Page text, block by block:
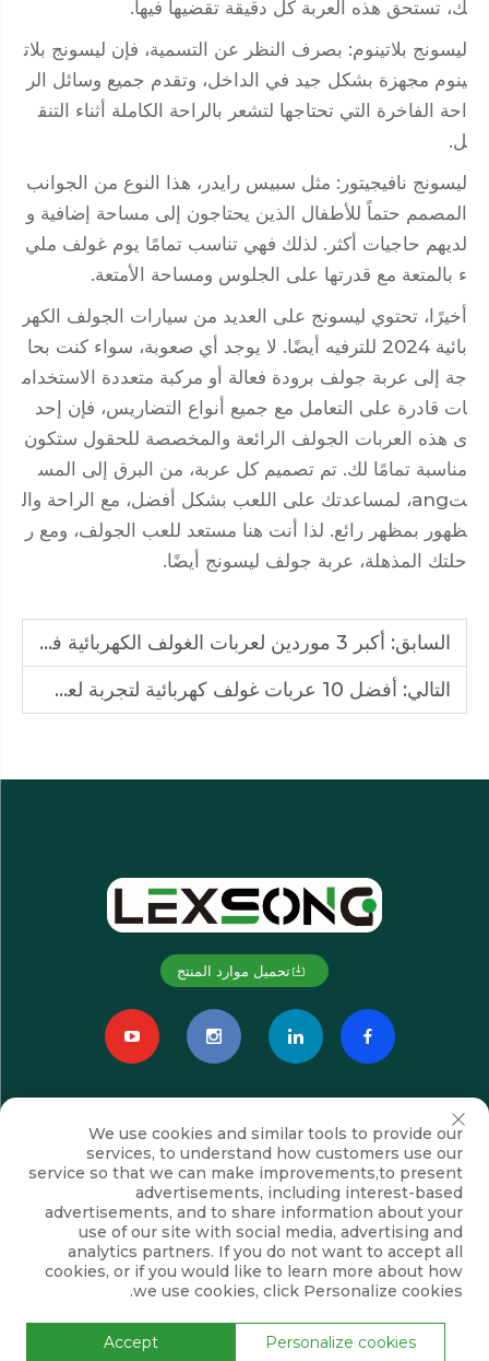
ك، تستحق هذه العربة كل دقيقة تقضيها فيها.
ليسونج بلاتينوم: بصرف النظر عن التسمية، فإن ليسونج بلات
ينوم مجهزة بشكل جيد في الداخل، وتقدم جميع وسائل الر
احة الفاخرة التي تحتاجها لتشعر بالراحة الكاملة أثناء التنق
ل.
ليسونج نافيجيتور: مثل سبيس رايدر، هذا النوع من الجوانب
المصمم حتماً للأطفال الذين يحتاجون إلى مساحة إضافية و
لديهم حاجيات أكثر. لذلك فهي تناسب تمامًا يوم غولف ملي
ء بالمتعة مع قدرتها على الجلوس ومساحة الأمتعة.
أخيرًا، تحتوي ليسونج على العديد من سيارات الجولف الكهر
بائية 2024 للترفيه أيضًا. لا يوجد أي صعوبة، سواء كنت بحا
جة إلى عربة جولف برودة فعالة أو مركبة متعددة الاستخدام
ات قادرة على التعامل مع جميع أنواع التضاريس، فإن إحد
ى هذه العربات الجولف الرائعة والمخصصة للحقول ستكون
مناسبة تمامًا لك. تم تصميم كل عربة، من البرق إلى المس
تang، لمساعدتك على اللعب بشكل أفضل، مع الراحة وال
ظهور بمظهر رائع. لذا أنت هنا مستعد للعب الجولف، ومع ر
حلتك المذهلة، عربة جولف ليسونج أيضًا.
السابق: أكبر 3 موردين لعربات الغولف الكهربائية في الصين لأنظمة AC 72V
التالي: أفضل 10 عربات غولف كهربائية لتجربة لعب غولف فاخرة
تحميل موارد المنتج
اشترك
حقوق النشر © شركة سوزهو لكسونغ للتجهيزات الكهروميكانيكية المحدودة. جميع
We use cookies and similar tools to provide our
services, to understand how customers use our
service so that we can make improvements,to present
advertisements, including interest-based
advertisements, and to share information about your
use of our site with social media, advertising and
analytics partners. If you do not want to accept all
cookies, or if you would like to learn more about how
we use cookies, click Personalize cookies.
Personalize cookies
Accept